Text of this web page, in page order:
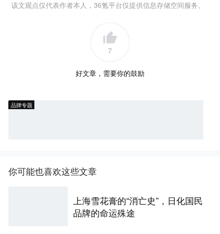
该文观点仅代表作者本人，36氪平台仅提供信息存储空间服务。
7
好文章，需要你的鼓励
品牌专题
你可能也喜欢这些文章
上海雪花膏的“消亡史”，日化国民
品牌的命运殊途